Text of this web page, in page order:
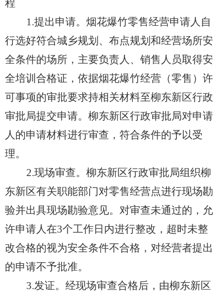
程
1.提出申请。烟花爆竹零售经营申请人自
行选好符合城乡规划 、布点规划和经营场所安
全条件的场所，主要负责人、销售人员取得安
全培训合格证，依据烟花爆竹经营（零售）许
可事项的审批要求持相关材料至柳东新区行政
审批局提交申请。柳东新区行政审批局对申请
人的申请材料进行审查，符合条件的予以受
理。
2.现场审查。柳东新区行政审批局组织柳
东新区有关职能部门对零售经营点进行现场勘
验并出具现场勘验意见。对审查未通过的，允
许申请人在3个工作日内进行整改，超时未整
改合格的视为安全条件不合格，对经营者提出
的申请不予批准。
3.发证。经现场审查合格后，由柳东新区